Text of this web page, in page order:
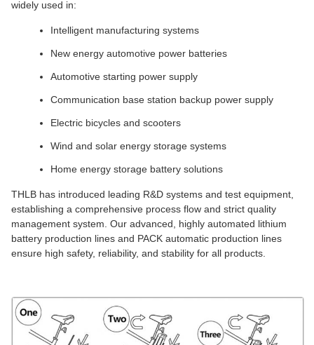
widely used in:
Intelligent manufacturing systems
New energy automotive power batteries
Automotive starting power supply
Communication base station backup power supply
Electric bicycles and scooters
Wind and solar energy storage systems
Home energy storage battery solutions
THLB has introduced leading R&D systems and test equipment,
establishing a comprehensive process flow and strict quality
management system. Our advanced, highly automated lithium
battery production lines and PACK automatic production lines
ensure high safety, reliability, and stability for all products.